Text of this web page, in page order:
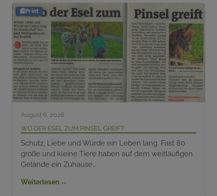
📰Print
August 6, 2026
Wo der Esel zum Pinsel greift
Schutz, Liebe und Würde ein Leben lang. Fast 80
große und kleine Tiere haben auf dem weitläufigen
Gelände ein Zuhause…
Weiterlesen →